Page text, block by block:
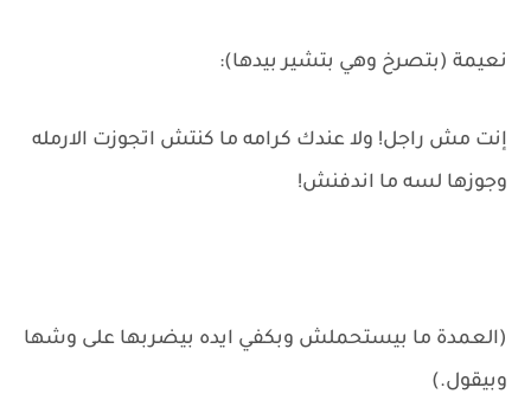
نعيمة (بتصرخ وهي بتشير بيدها):
إنت مش راجل! ولا عندك كرامه ما كنتش اتجوزت الارمله
وجوزها لسه ما اندفنش!
(العمدة ما بيستحملش وبكفي ايده بيضربها على وشها
وبيقول.)